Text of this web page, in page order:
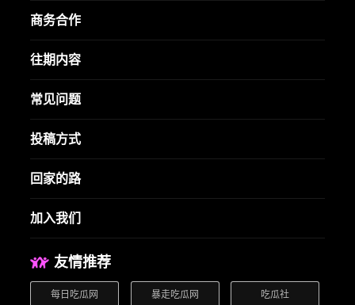
商务合作
往期内容
常见问题
投稿方式
回家的路
加入我们
友情推荐
每日吃瓜网 暴走吃瓜网 吃瓜社